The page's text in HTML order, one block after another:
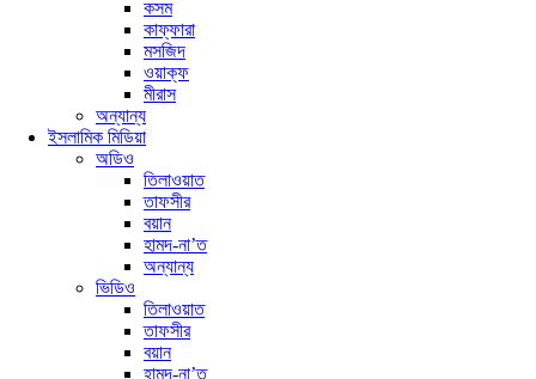
কসম
কাফ্ফারা
মসজিদ
ওয়াক্ফ
মীরাস
অন্যান্য
ইসলামিক মিডিয়া
অডিও
তিলাওয়াত
তাফসীর
বয়ান
হামদ-না’ত
অন্যান্য
ভিডিও
তিলাওয়াত
তাফসীর
বয়ান
হামদ-না’ত